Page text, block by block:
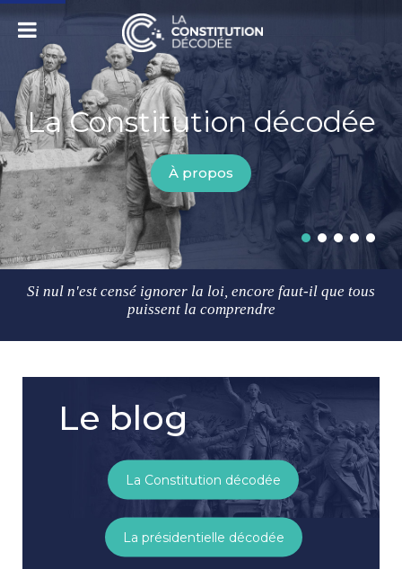
La Constitution décodée
À propos
Le blog
Consulter
Le GRÉCI
Consulter
La Constitution du 4
octobre 1958
Voir le texte intégral
Actualités
Consulter
LaBlogGRÉCILa
Si nul n'est censé ignorer la loi, encore faut-il que tous
puissent la comprendre
Le blog
La Constitution décodée
La présidentielle décodée